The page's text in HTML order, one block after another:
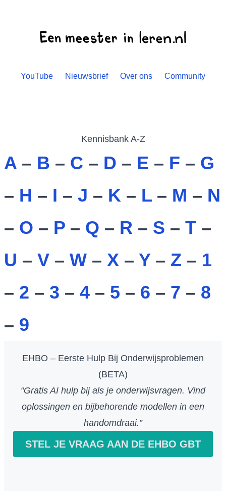
YouTube Nieuwsbrief Over ons Community
Kennisbank A-Z
A – B – C – D – E – F – G
– H – I – J – K – L – M – N
– O – P – Q – R – S – T –
U – V – W – X – Y– Z – 1
– 2 – 3 – 4 – 5 – 6 – 7 – 8
– 9
EHBO – Eerste Hulp Bij Onderwijsproblemen
(BETA)
“Gratis AI hulp bij als je onderwijsvragen. Vind
oplossingen en bijbehorende modellen in een
handomdraai.”
STEL JE VRAAG AAN DE EHBO GBT